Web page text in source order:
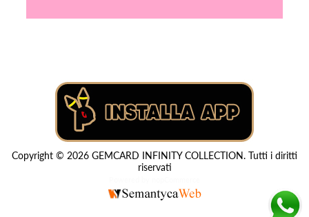
Copyright © 2026 GEMCARD INFINITY COLLECTION. Tutti i diritti
riservati